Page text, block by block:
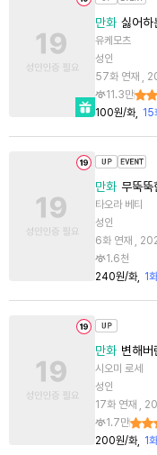
만화 싫어하
유케모츠
성인
57화 연재 ,
11.3만
100원/화
15
만화 무뚝뚝
타오라 베티
성인
6화 연재 ,
1.6천
240원/화
1
만화 변해
시오미 로세
성인
17화 연재 ,
1.7만
200원/화
1